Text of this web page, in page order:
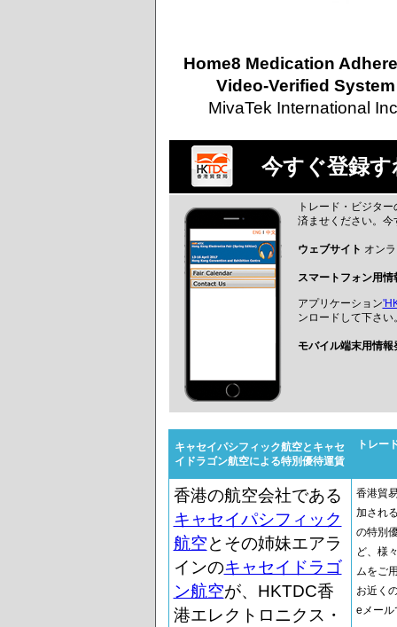
Home8 Medication
Video-Verified System
MivaTek International
今すぐ登録
トレード・ビジタ
済ませください。
ウェブサイト オン
スマートフォン用情
アプリケーション
ンロードして下さい
モバイル端末用情報
キャセイパシフィック航空とキャセ
イドラゴン航空による特別優待運賃
トレー
香港の航空会社である
キャセイパシフィック
航空とその姉妹エアラ
インのキャセイドラゴ
ン航空が、HKTDC香
港エレクトロニクス・
香港貿
加され
の特別
ど、様
ムをご
お近く
eメール